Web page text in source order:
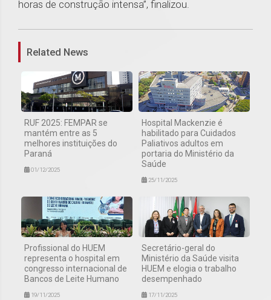
horas de construção intensa”, finalizou.
1
Related News
RUF 2025: FEMPAR se
mantém entre as 5
melhores instituições do
Paraná
01/12/2025
Hospital Mackenzie é
habilitado para Cuidados
Paliativos adultos em
portaria do Ministério da
Saúde
25/11/2025
Profissional do HUEM
representa o hospital em
congresso internacional de
Bancos de Leite Humano
19/11/2025
Secretário-geral do
Ministério da Saúde visita
HUEM e elogia o trabalho
desempenhado
17/11/2025